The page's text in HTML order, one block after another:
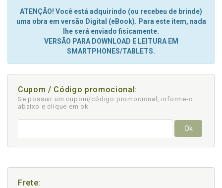
ATENÇÃO! Você está adquirindo (ou recebeu de brinde)
uma obra em versão Digital (eBook). Para este item, nada
lhe será enviado fisicamente.
VERSÃO PARA DOWNLOAD E LEITURA EM
SMARTPHONES/TABLETS.
Cupom / Código promocional:
Se possuir um cupom/código promocional, informe-o
abaixo e clique em ok
Ok
Frete: